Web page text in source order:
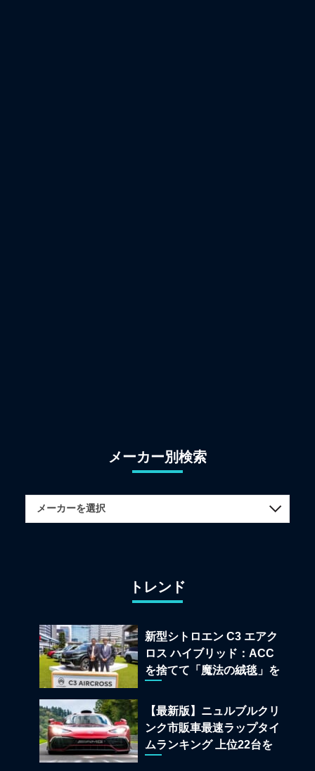
メーカー別検索
トレンド
新型シトロエン C3 エアク
ロス ハイブリッド：ACC
を捨てて「魔法の絨毯」を
児
【最新版】ニュルブルクリ
ンク市販車最速ラップタイ
ムランキング 上位22台を